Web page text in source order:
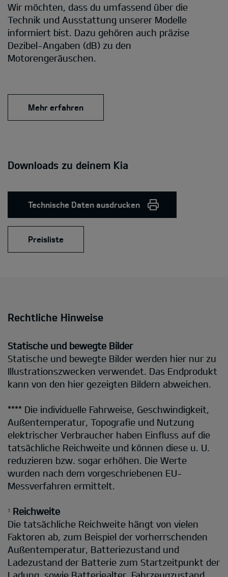
Wir möchten, dass du umfassend über die
Technik und Ausstattung unserer Modelle
informiert bist. Dazu gehören auch präzise
Dezibel-Angaben (dB) zu den
Motorengeräuschen.
Mehr erfahren
Downloads zu deinem Kia
Technische Daten ausdrucken
Preisliste
Rechtliche Hinweise
Statische und bewegte Bilder
Statische und bewegte Bilder werden hier nur zu
Illustrationszwecken verwendet. Das Endprodukt
kann von den hier gezeigten Bildern abweichen.
**** Die individuelle Fahrweise, Geschwindigkeit,
Außentemperatur, Topografie und Nutzung
elektrischer Verbraucher haben Einfluss auf die
tatsächliche Reichweite und können diese u. U.
reduzieren bzw. sogar erhöhen. Die Werte
wurden nach dem vorgeschriebenen EU-
Messverfahren ermittelt.
1
Reichweite
Die tatsächliche Reichweite hängt von vielen
Faktoren ab, zum Beispiel der vorherrschenden
Außentemperatur, Batteriezustand und
Ladezustand der Batterie zum Startzeitpunkt der